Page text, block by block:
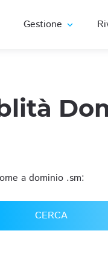
Gestione expand_more
a dominio .sm:
CERCA